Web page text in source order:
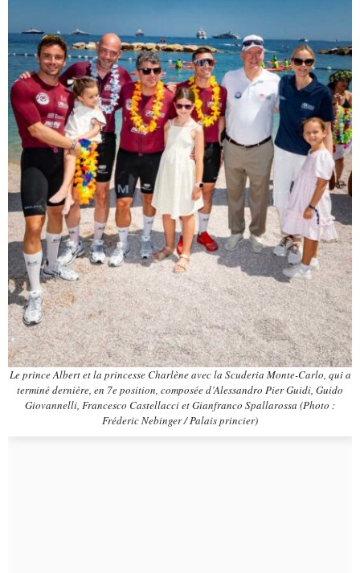
Le prince Albert et la princesse Charlène avec la Scuderia Monte-Carlo, qui a
terminé dernière, en 7e position, composée d’Alessandro Pier Guidi, Guido
Giovannelli, Francesco Castellacci et Gianfranco Spallarossa (Photo :
Fréderic Nebinger / Palais princier)